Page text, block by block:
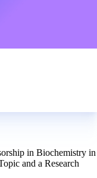
in Biochemistry in
and a Research